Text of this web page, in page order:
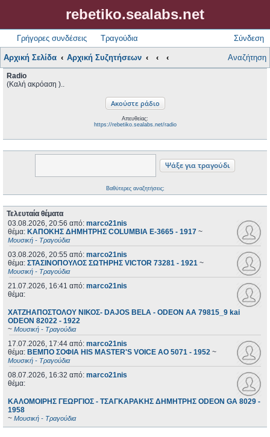
rebetiko.sealabs.net
Γρήγορες συνδέσεις Τραγούδια Σύνδεση
Αρχική Σελίδα Αρχική Συζητήσεων Αναζήτηση
Radio
(Καλή ακρόαση )..
Απευθείας:
https://rebetiko.sealabs.net/radio
Βαθύτερες αναζητήσεις;
Τελευταία θέματα
03.08.2026, 20:56 από: marco21nis
θέμα: ΚΑΠΟΚΗΣ ΔΗΜΗΤΡΗΣ COLUMBIA E-3665 - 1917 ~
Μουσική - Τραγούδια
03.08.2026, 20:55 από: marco21nis
θέμα: ΣΤΑΣΙΝΟΠΟΥΛΟΣ ΣΩΤΗΡΗΣ VICTOR 73281 - 1921 ~
Μουσική - Τραγούδια
21.07.2026, 16:41 από: marco21nis
θέμα:
ΧΑΤΖΗΑΠΟΣΤΟΛΟΥ ΝΙΚΟΣ- DAJOS BELA - ODEON AA 79815_9 kai
ODEON 82022 - 1922
~ Μουσική - Τραγούδια
17.07.2026, 17:44 από: marco21nis
θέμα: ΒΕΜΠΟ ΣΟΦΙΑ HIS MASTER'S VOICE AO 5071 - 1952 ~
Μουσική - Τραγούδια
08.07.2026, 16:32 από: marco21nis
θέμα:
ΚΑΛΟΜΟΙΡΗΣ ΓΕΩΡΓΙΟΣ - ΤΣΑΓΚΑΡΑΚΗΣ ΔΗΜΗΤΡΗΣ ODEON GA 8029 -
1958
~ Μουσική - Τραγούδια